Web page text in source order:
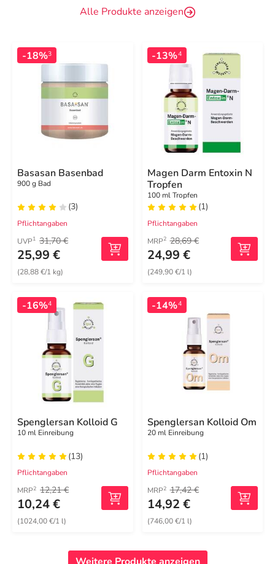
Alle Produkte anzeigen
-18%3
Basasan Basenbad
900 g Bad
(3)
Pflichtangaben
UVP1 31,70 €
25,99 €
(28,88 €/1 kg)
-13%4
Magen Darm Entoxin N
Tropfen
100 ml Tropfen
(1)
Pflichtangaben
MRP2 28,69 €
24,99 €
(249,90 €/1 l)
-16%4
Spenglersan Kolloid G
10 ml Einreibung
(13)
Pflichtangaben
MRP2 12,21 €
10,24 €
(1024,00 €/1 l)
-14%4
Spenglersan Kolloid Om
20 ml Einreibung
(1)
Pflichtangaben
MRP2 17,42 €
14,92 €
(746,00 €/1 l)